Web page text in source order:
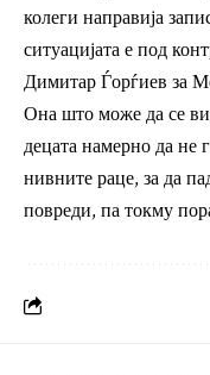
колеги направија
ситуацијата е под
Димитар Ѓорѓиев за
Она што може да се
децата намерно да не
нивните раце, за да
повреди, па токму